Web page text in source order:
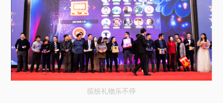
缤纷礼物乐不停